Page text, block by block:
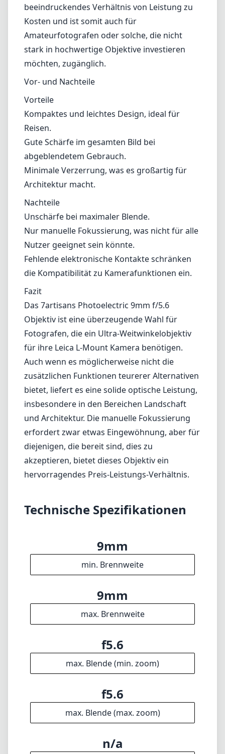
Metadaten verzichten müssen. Dennoch kann
dieser manuelle Ansatz für Fotografen, die
ihre Fähigkeiten verbessern möchten, auch
befreiend sein.
Preis-Leistungs-Verhältnis
Bei seinem Preis ist das 7artisans 9mm f/5.6
Weitwinkelobjektiv suchen. Es bietet ein
Kosten und ist somit auch für
Amateurfotografen oder solche, die nicht
stark in hochwertige Objektive investieren
Vorteile
Kompaktes und leichtes Design, ideal für
Reisen.
Gute Schärfe im gesamten Bild bei
Nachteile
Unschärfe bei maximaler Blende.
Nur manuelle Fokussierung, was nicht für alle
Nutzer geeignet sein könnte.
Fehlende elektronische Kontakte schränken
die Kompatibilität zu Kamerafunktionen ein.
Fazit
Das 7artisans Photoelectric 9mm f/5.6
Objektiv ist eine überzeugende Wahl für
Fotografen, die ein Ultra-Weitwinkelobjektiv
für ihre Leica L-Mount Kamera benötigen.
zusätzlichen Funktionen teurerer Alternativen
bietet, liefert es eine solide optische Leistung,
und Architektur. Die manuelle Fokussierung
erfordert zwar etwas Eingewöhnung, aber für
diejenigen, die bereit sind, dies zu
akzeptieren, bietet dieses Objektiv ein
hervorragendes Preis-Leistungs-Verhältnis.
Technische Spezifikationen
9mm
min. Brennweite
9mm
max. Brennweite